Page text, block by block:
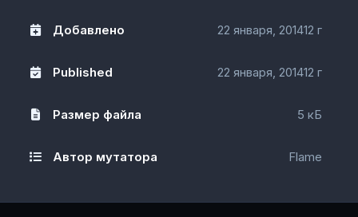
Добавлено 22 января, 201412 г
Published 22 января, 201412 г
Размер файла 5 кБ
Автор мутатора Flame